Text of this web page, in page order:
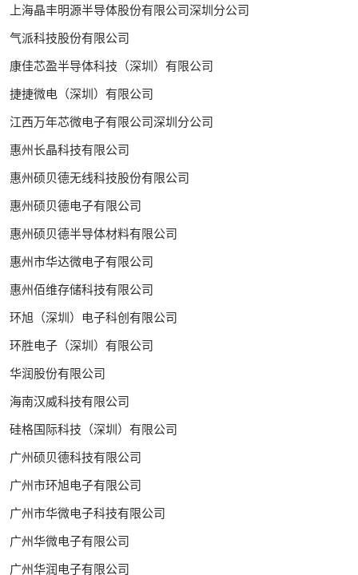
上海晶丰明源半导体股份有限公司深圳分公司
气派科技股份有限公司
康佳芯盈半导体科技（深圳）有限公司
捷捷微电（深圳）有限公司
江西万年芯微电子有限公司深圳分公司
惠州长晶科技有限公司
惠州硕贝德无线科技股份有限公司
惠州硕贝德电子有限公司
惠州硕贝德半导体材料有限公司
惠州市华达微电子有限公司
惠州佰维存储科技有限公司
环旭（深圳）电子科创有限公司
环胜电子（深圳）有限公司
华润股份有限公司
海南汉威科技有限公司
硅格国际科技（深圳）有限公司
广州硕贝德科技有限公司
广州市环旭电子有限公司
广州市华微电子科技有限公司
广州华微电子有限公司
广州华润电子有限公司